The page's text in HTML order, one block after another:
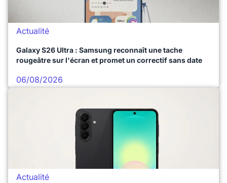
Actualité
Galaxy S26 Ultra : Samsung reconnaît une tache
rougeâtre sur l'écran et promet un correctif sans date
06/08/2026
Actualité